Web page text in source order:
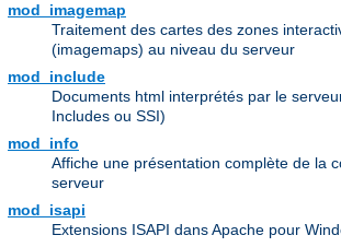
mod_imagemap
Traitement des cartes des zones
(imagemaps) au niveau du serveur
mod_include
Documents html interprétés par le
Includes ou SSI)
mod_info
Affiche une présentation complète de la
serveur
mod_isapi
Extensions ISAPI dans Apache pour